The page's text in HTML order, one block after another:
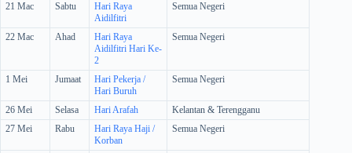
21 Mac
Sabtu
Hari Raya
Aidilfitri
Semua Negeri
22 Mac Ahad
Hari Raya
Aidilfitri Hari Ke-
2
Semua Negeri
1 Mei Jumaat
Hari Pekerja /
Hari Buruh
Semua Negeri
26 Mei Selasa Hari Arafah
Kelantan & Terengganu
27 Mei
Rabu
Hari Raya Haji /
Korban
Semua Negeri